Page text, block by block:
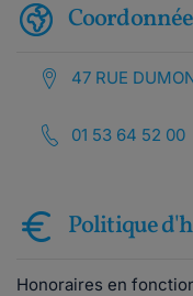
47 RUE
01 53 64 52 00
Politique
Honoraires en